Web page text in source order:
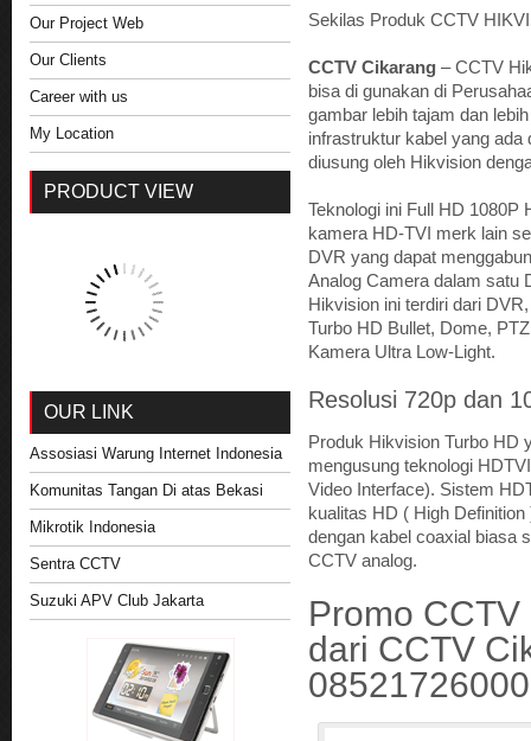
Sekilas Produk CCTV
CCTV Cikarang – CCTV
bisa di gunakan di
gambar lebih tajam dan
infrastruktur kabel yang ada
diusung oleh Hikvision
Teknologi ini Full HD 1080P
kamera HD-TVI merk lain
DVR yang dapat
Analog Camera dalam satu
Hikvision ini terdiri dari
Turbo HD Bullet, Dome,
Kamera Ultra Low-Light.
Resolusi 720p dan
Produk Hikvision Turbo HD
mengusung teknologi
Video Interface). Sistem
kualitas HD ( High
dengan kabel coaxial biasa
CCTV analog.
Promo
dari CCTV
Our Project Web
Our Clients
Career with us
My Location
PRODUCT VIEW
OUR LINK
Assosiasi Warung Internet Indonesia
Komunitas Tangan Di atas Bekasi
Mikrotik Indonesia
Sentra CCTV
Suzuki APV Club Jakarta